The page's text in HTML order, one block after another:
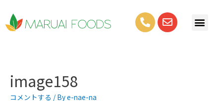
image158
コメントする / Bye-nae-na